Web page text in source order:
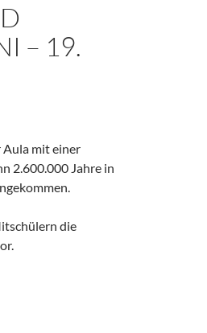
– 19.
Aula mit einer
2.600.000 Jahre in
die